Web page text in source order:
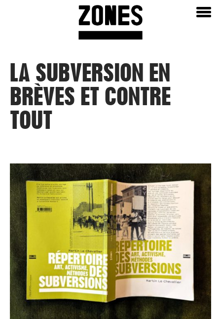
Aller
contenu
Home
LA SUBVERSION EN
BRÈVES ET CONTRE
TOUT